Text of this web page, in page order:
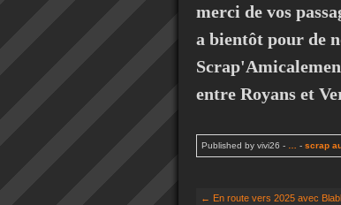
merci de vos
a bientôt pour de
entre Royans et
Published by vivi26 - - scrap
← En route vers 2025 avec